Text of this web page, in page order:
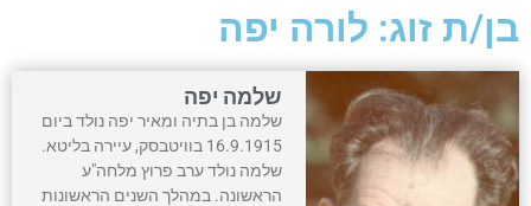
בן/ת זוג: לורה יפה
שלמה יפה
שלמה בן בתיה ומאיר יפה נולד ביום
16.9.1915 בוויטבסק, עיירה בליטא.
שלמה נולד ערב פרוץ מלחה"ע
הראשונה. במהלך השנים הראשונות